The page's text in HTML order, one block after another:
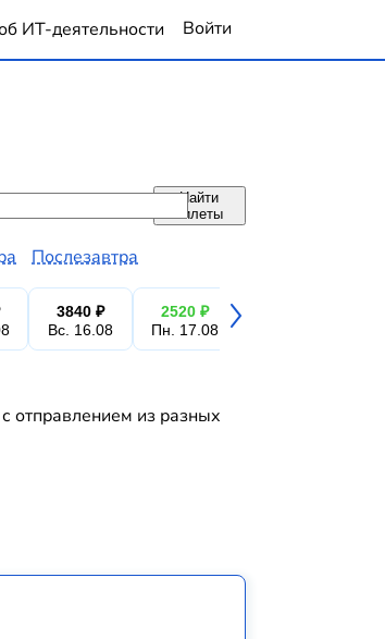
ИТ-деятельности Войти
Послезавтра
Найти
билеты
3840 ₽
Вс. 16.08
2520 ₽
Пн. 17.08
отправлением из разных